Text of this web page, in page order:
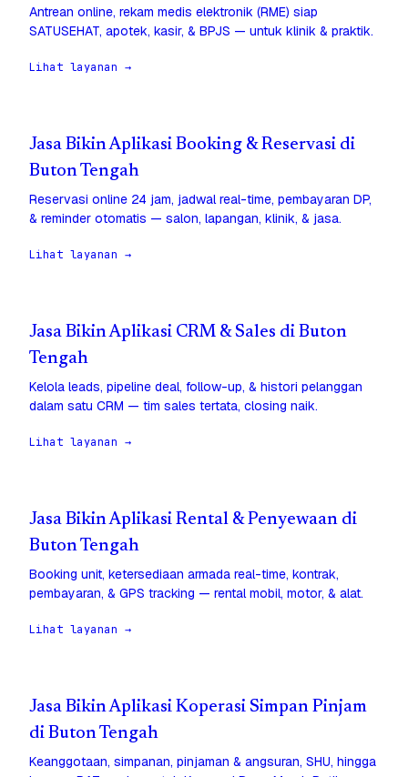
Antrean online, rekam medis elektronik (RME) siap
SATUSEHAT, apotek, kasir, & BPJS — untuk klinik & praktik.
Lihat layanan →
Jasa Bikin Aplikasi Booking & Reservasi di
Buton Tengah
Reservasi online 24 jam, jadwal real-time, pembayaran DP,
& reminder otomatis — salon, lapangan, klinik, & jasa.
Lihat layanan →
Jasa Bikin Aplikasi CRM & Sales di Buton
Tengah
Kelola leads, pipeline deal, follow-up, & histori pelanggan
dalam satu CRM — tim sales tertata, closing naik.
Lihat layanan →
Jasa Bikin Aplikasi Rental & Penyewaan di
Buton Tengah
Booking unit, ketersediaan armada real-time, kontrak,
pembayaran, & GPS tracking — rental mobil, motor, & alat.
Lihat layanan →
Jasa Bikin Aplikasi Koperasi Simpan Pinjam
di Buton Tengah
Keanggotaan, simpanan, pinjaman & angsuran, SHU, hingga